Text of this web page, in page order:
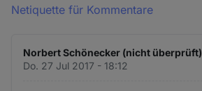
Netiquette für Kommentare
Norbert Schönecker (nicht überprüft)
Do. 27 Jul 2017 - 18:12